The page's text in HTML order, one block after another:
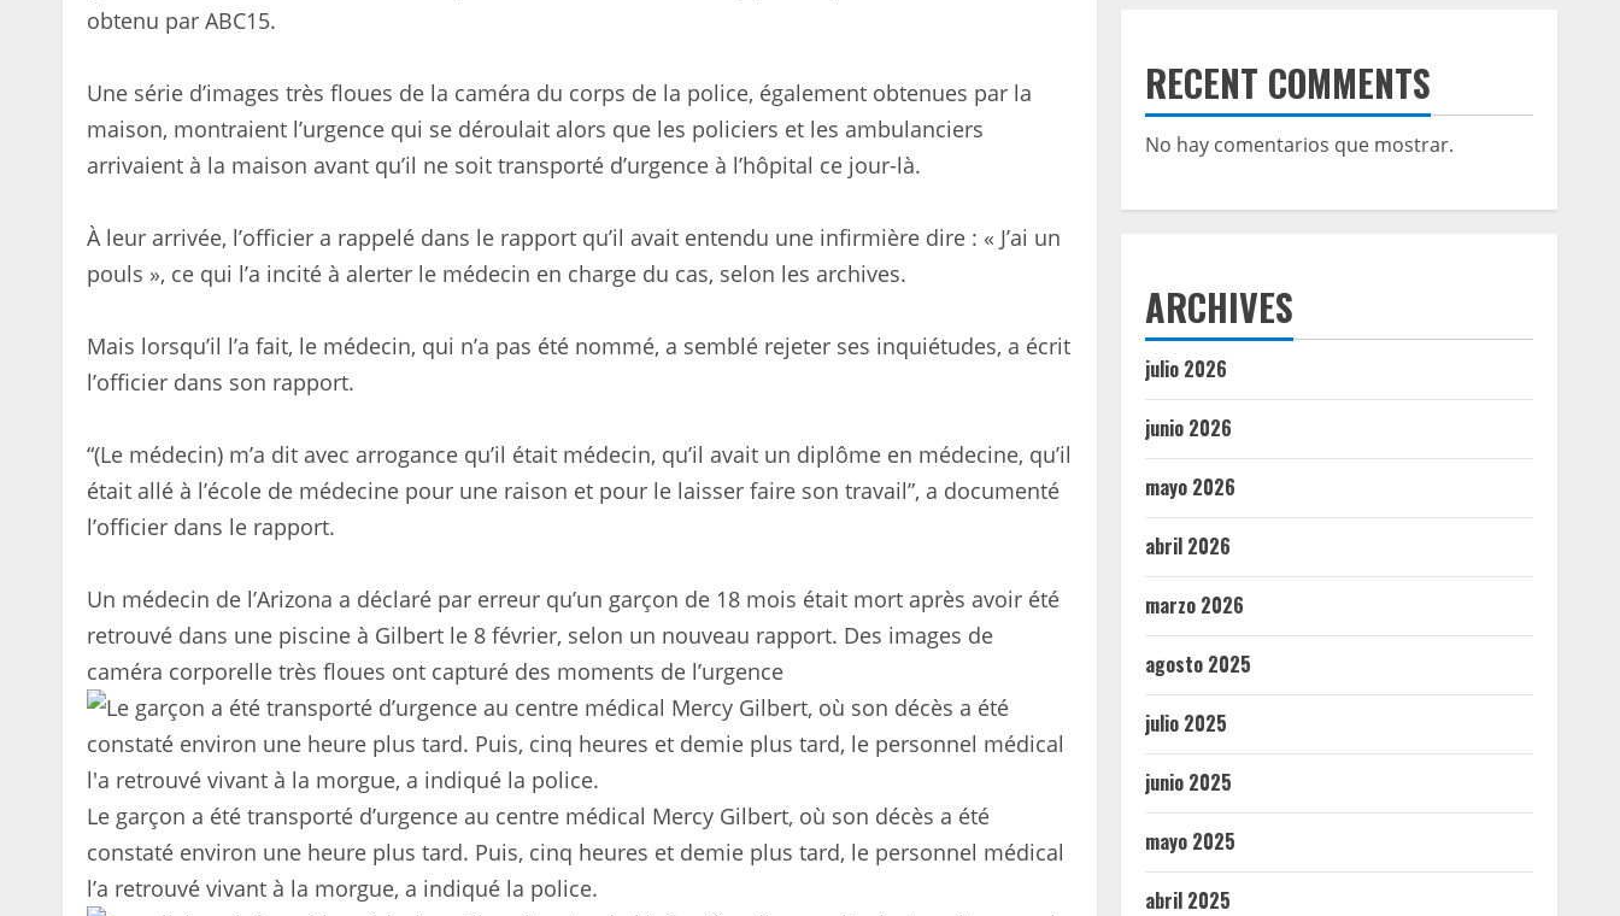
obtenu par ABC15.
Une série d’images très floues de la caméra du corps de la police, également obtenues par la
maison, montraient l’urgence qui se déroulait alors que les policiers et les ambulanciers
arrivaient à la maison avant qu’il ne soit transporté d’urgence à l’hôpital ce jour-là.
À leur arrivée, l’officier a rappelé dans le rapport qu’il avait entendu une infirmière dire : « J’ai un
pouls », ce qui l’a incité à alerter le médecin en charge du cas, selon les archives.
Mais lorsqu’il l’a fait, le médecin, qui n’a pas été nommé, a semblé rejeter ses inquiétudes, a écrit
l’officier dans son rapport.
“(Le médecin) m’a dit avec arrogance qu’il était médecin, qu’il avait un diplôme en médecine, qu’il
était allé à l’école de médecine pour une raison et pour le laisser faire son travail”, a documenté
l’officier dans le rapport.
Un médecin de l’Arizona a déclaré par erreur qu’un garçon de 18 mois était mort après avoir été
retrouvé dans une piscine à Gilbert le 8 février, selon un nouveau rapport. Des images de
caméra corporelle très floues ont capturé des moments de l’urgence
Le garçon a été transporté d’urgence au centre médical Mercy Gilbert, où son décès a été
constaté environ une heure plus tard. Puis, cinq heures et demie plus tard, le personnel médical
l’a retrouvé vivant à la morgue, a indiqué la police.
RECENT COMMENTS
No hay comentarios que mostrar.
ARCHIVES
julio 2026
junio 2026
mayo 2026
abril 2026
marzo 2026
agosto 2025
julio 2025
junio 2025
mayo 2025
abril 2025